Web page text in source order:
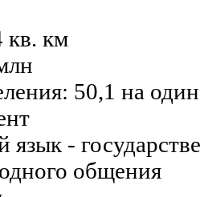
кв. км
50,1 на
язык -
общения